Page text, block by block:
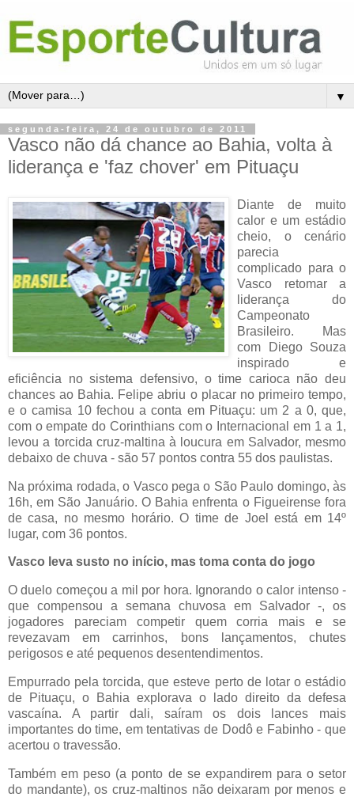
▼
segunda-feira, 24 de outubro de 2011
Vasco não dá chance ao Bahia, volta à
liderança e 'faz chover' em Pituaçu
Diante de muito
calor e um estádio
cheio, o cenário
parecia
complicado para o
Vasco retomar a
liderança do
Campeonato
Brasileiro. Mas
com Diego Souza
inspirado e
eficiência no sistema defensivo, o time carioca não deu
chances ao Bahia. Felipe abriu o placar no primeiro tempo,
e o camisa 10 fechou a conta em Pituaçu: um 2 a 0, que,
com o empate do Corinthians com o Internacional em 1 a 1,
levou a torcida cruz-maltina à loucura em Salvador, mesmo
debaixo de chuva - são 57 pontos contra 55 dos paulistas.
Na próxima rodada, o Vasco pega o São Paulo domingo, às
16h, em São Januário. O Bahia enfrenta o Figueirense fora
de casa, no mesmo horário. O time de Joel está em 14º
lugar, com 36 pontos.
Vasco leva susto no início, mas toma conta do jogo
O duelo começou a mil por hora. Ignorando o calor intenso -
que compensou a semana chuvosa em Salvador -, os
jogadores pareciam competir quem corria mais e se
revezavam em carrinhos, bons lançamentos, chutes
perigosos e até pequenos desentendimentos.
Empurrado pela torcida, que esteve perto de lotar o estádio
de Pituaçu, o Bahia explorava o lado direito da defesa
vascaína. A partir dali, saíram os dois lances mais
importantes do time, em tentativas de Dodô e Fabinho - que
acertou o travessão.
Também em peso (a ponto de se expandirem para o setor
do mandante), os cruz-maltinos não deixaram por menos e